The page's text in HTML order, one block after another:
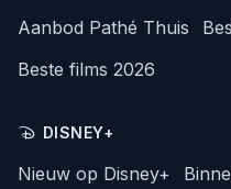
Aanbod Pathé Thuis
Beste films 2026
DISNEY+
Nieuw op Disney+